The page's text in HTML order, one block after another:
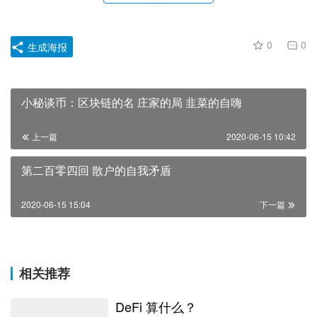
0 0
生成海报
小秘谈币：区块链的名 庄家的局 韭菜的自嗨
上一篇 2020-06-15 10:42
第二百零四回 散户的自我矛盾
下一篇
2020-06-15 15:04
相关推荐
DeFi 算什么？